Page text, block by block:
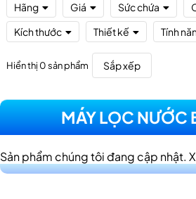
Hãng Giá Sức chứa
Kích thước
Thiết kế Tính
Hiển thị 0 sản phẩm Sắp xếp
MÁY LỌC NƯỚC
Sản phẩm chúng tôi đang cập nhật.